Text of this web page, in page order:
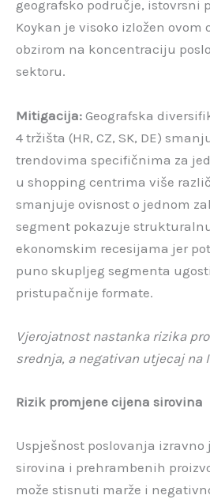
geografsko područje, istovrsni
Koykan je visoko izložen ovom
obzirom na koncentraciju
sektoru.
Mitigacija: Geografska
4 tržišta (HR, CZ, SK, DE)
trendovima specifičnima za
u shopping centrima više
smanjuje ovisnost o jednom
segment pokazuje
ekonomskim recesijama jer
puno skupljeg segmenta
pristupačnije formate.
Vjerojatnost nastanka rizika
srednja, a negativan utjecaj na
Rizik promjene cijena sirovina
Uspješnost poslovanja izravno
sirovina i prehrambenih
može stisnuti marže i